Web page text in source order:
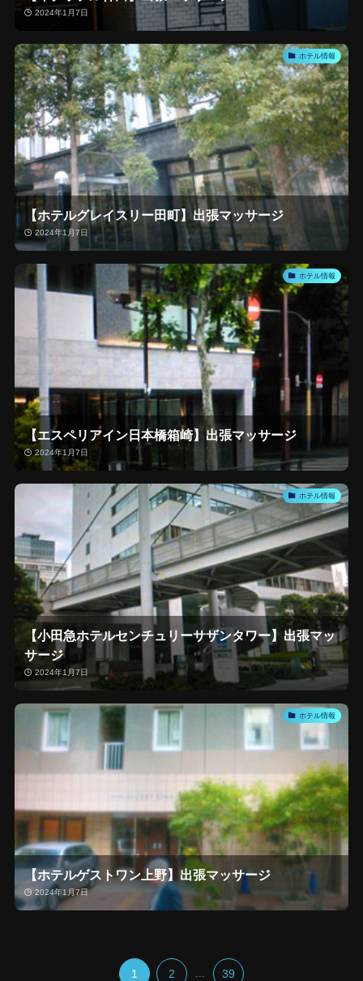
2024年1月7日
ホテル情報
【ホテルグレイスリー田町】出張マッサージ
2024年1月7日
ホテル情報
【エスペリアイン日本橋箱崎】出張マッサージ
2024年1月7日
ホテル情報
【小田急ホテルセンチュリーサザンタワー】出張マッ
サージ
2024年1月7日
ホテル情報
【ホテルゲストワン上野】出張マッサージ
2024年1月7日
1 2 39